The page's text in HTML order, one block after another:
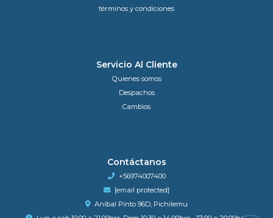
términos y condiciones
Servicio Al Cliente
Quienes somos
Despachos
Cambios
Contáctanos
+56974007400
[email protected]
Aníbal Pinto 96D, Pichilemu